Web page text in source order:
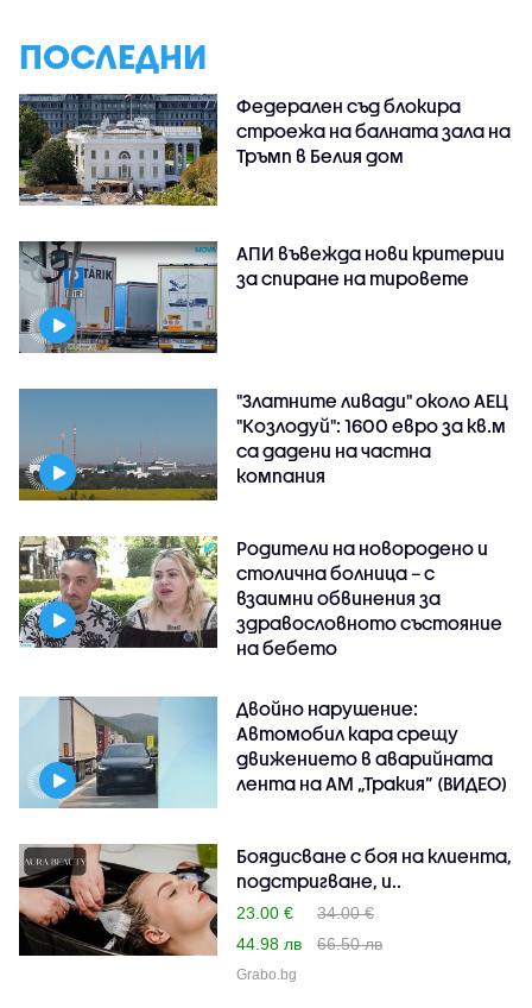
ПОСЛЕДНИ
Федерален съд блокира
строежа на балната зала на
Тръмп в Белия дом
АПИ въвежда нови критерии
за спиране на тировете
"Златните ливади" около АЕЦ
"Козлодуй": 1600 евро за кв.м
са дадени на частна
компания
Родители на новородено и
столична болница – с
взаимни обвинения за
здравословното състояние
на бебето
Двойно нарушение:
Автомобил кара срещу
движението в аварийната
лента на АМ „Тракия” (ВИДЕО)
Боядисване с боя на клиента,
подстригване, и..
23.00 €
34.00 €
44.98 лв
66.50 лв
Grabo.bg